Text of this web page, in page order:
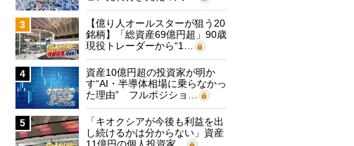
3
【億り人オールスターが狙う20
銘柄】「総資産69億円超」90歳
現役トレーダーから“1…
4
資産10億円超の投資家が明か
す“AI・半導体相場に乗らなかっ
た理由” フルポジショ…
5
「キオクシアが今後も利益を出
し続けるかは分からない」資産